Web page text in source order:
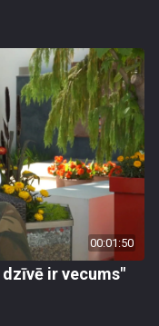
00:01:50
ir vecums"